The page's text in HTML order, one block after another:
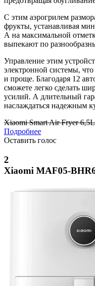
С этим аэрогрилем
фрукты, устанавливая
А на максимальной
выпекают по
Управление этим
электронной системы,
и проще. Благодаря 12
сможете легко сделать
усилий. А длительный
наслаждаться надежным
Xiaomi Smart Air Fryer
Подробнее
Оставить голос
2
Xiaomi MAF05-